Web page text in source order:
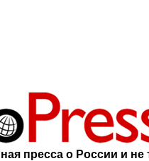
пресса о России и не